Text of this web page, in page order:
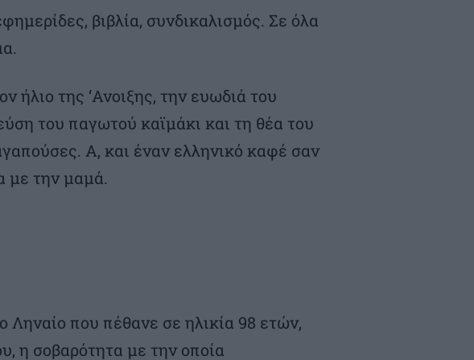
βιβλία, συνδικαλισμός. Σε όλα
ήλιο της ‘Ανοιξης, την ευωδιά του
του παγωτού καϊμάκι και τη θέα του
Α, και έναν ελληνικό καφέ σαν
με την μαμά.
Ληναίο που πέθανε σε ηλικία 98 ετών,
η σοβαρότητα με την οποία